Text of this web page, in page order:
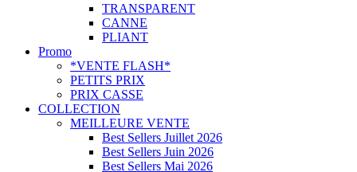
TRANSPARENT
CANNE
PLIANT
Promo
*VENTE FLASH*
PETITS PRIX
PRIX CASSE
COLLECTION
MEILLEURE VENTE
Best Sellers Juillet 2026
Best Sellers Juin 2026
Best Sellers Mai 2026